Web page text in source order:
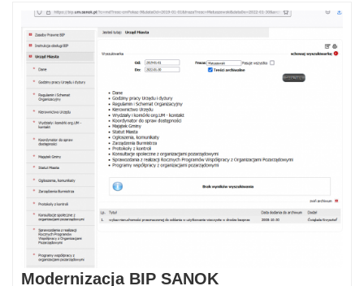
Modernizacja BIP SANOK